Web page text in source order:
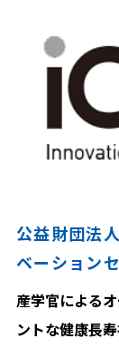
公益財団法
ベーション
産学官による
ントな健康長